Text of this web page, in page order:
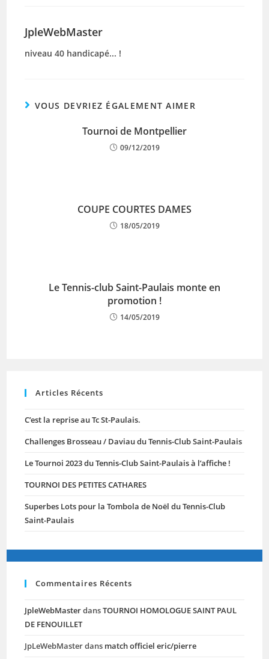
JpleWebMaster
niveau 40 handicapé... !
VOUS DEVRIEZ ÉGALEMENT AIMER
Tournoi de Montpellier
09/12/2019
COUPE COURTES DAMES
18/05/2019
Le Tennis-club Saint-Paulais monte en
promotion !
14/05/2019
Articles Récents
C’est la reprise au Tc St-Paulais.
Challenges Brosseau / Daviau du Tennis-Club Saint-Paulais
Le Tournoi 2023 du Tennis-Club Saint-Paulais à l’affiche !
TOURNOI DES PETITES CATHARES
Superbes Lots pour la Tombola de Noël du Tennis-Club
Saint-Paulais
Commentaires Récents
JpleWebMasterdansTOURNOI HOMOLOGUE SAINT PAUL
DE FENOUILLET
JpLeWebMasterdans match officiel eric/pierre